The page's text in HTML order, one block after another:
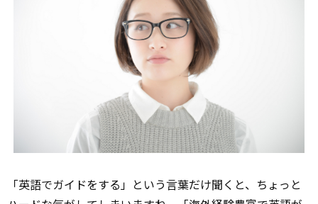
「英語でガイドをする」という言葉だけ聞くと、ちょっと